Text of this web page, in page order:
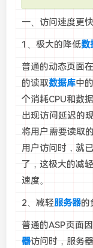
一、访问速度更快
1、极大的降低数
普通的动态页面
的读取数据库中
个消耗CPU和数
出现访问延迟的
将用户需要读取
用户访问时，就
了，这极大的减
速度。
2、减轻服务器的
普通的ASP页面
器访问时，服务